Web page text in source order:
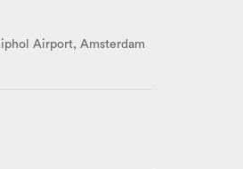
Airport, Amsterdam